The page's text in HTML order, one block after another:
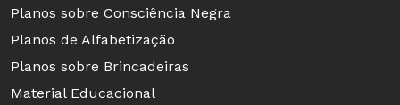
Planos sobre Consciência Negra
Planos de Alfabetização
Planos sobre Brincadeiras
Material Educacional